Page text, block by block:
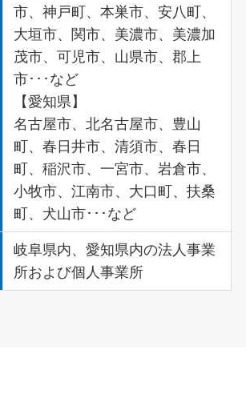
市、神戸町、本巣市、安八町、
大垣市、関市、美濃市、美濃加
茂市、可児市、山県市、郡上
市･･･など
【愛知県】
名古屋市、北名古屋市、豊山
町、春日井市、清須市、春日
町、稲沢市、一宮市、岩倉市、
小牧市、江南市、大口町、扶桑
町、犬山市･･･など
岐阜県内、愛知県内の法人事業
所および個人事業所